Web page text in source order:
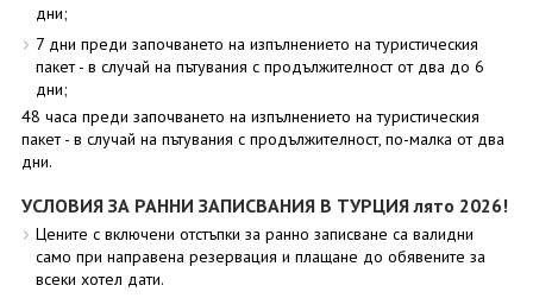
дни;
7 дни преди започването на изпълнението на туристическия
пакет - в случай на пътувания с продължителност от два до 6
дни;
48 часа преди започването на изпълнението на туристическия
пакет - в случай на пътувания с продължителност, по-малка от два
дни.
УСЛОВИЯ ЗА РАННИ ЗАПИСВАНИЯ В ТУРЦИЯ лято 2026!
Цените с включени отстъпки за ранно записване са валидни
само при направена резервация и плащане до обявените за
всеки хотел дати.